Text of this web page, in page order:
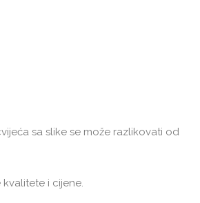
sa slike se može razlikovati od
i cijene.